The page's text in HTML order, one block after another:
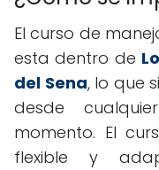
El curso de
esta dentro de
del Sena, lo que
desde
momento. El
flexible y